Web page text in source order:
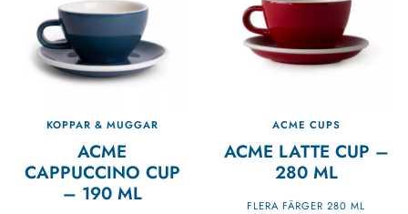
KOPPAR & MUGGAR
ACME
CAPPUCCINO CUP
– 190 ML
ACME CUPS
ACME LATTE CUP –
280 ML
FLERA FÄRGER 280 ML